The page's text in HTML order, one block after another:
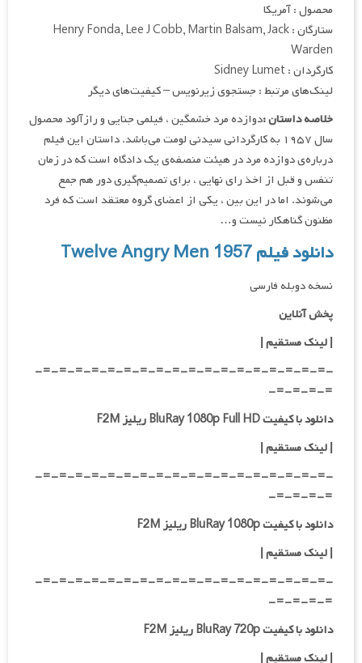
محصول : آمریکا
ستارگان : Henry Fonda, Lee J Cobb, Martin Balsam, Jack
Warden
کارگردان : Sidney Lumet
لینک‌های مرتبط : جستجوی زیرنویس – کیفیت‌های دیگر
خلاصه داستان :دوازده مرد خشمگین ، فیلمی جنایی و رازآلود محصول
سال ۱۹۵۷ به کارگردانی سیدنی لومت می‌باشد. داستان این فیلم
درباره‌ی دوازده مرد در هیئت منصفه‌ی یک دادگاه است که در زمان
تنفس و قبل از اخذ رای نهایی ، برای تصمیم‌گیری دور هم جمع
می‌شوند. اما در این بین ، یکی از اعضای گروه معتقد است که فرد
مظنون گناهکار نیست و…
دانلود فیلم Twelve Angry Men 1957
نسخه دوبله فارسی
پخش آنلاین
| لینک مستقیم|
-=-=-=-=-=-=-=-=-=-=-=-=-=-=-=-=-=-=-
=-=-=-=-
دانلود با کیفیت BluRay 1080p Full HD ریلیز F2M
|لینک مستقیم|
-=-=-=-=-=-=-=-=-=-=-=-=-=-=-=-=-=-=-
=-=-=-=-
دانلود با کیفیت BluRay 1080p ریلیز F2M
|لینک مستقیم|
-=-=-=-=-=-=-=-=-=-=-=-=-=-=-=-=-=-=-
=-=-=-=-
دانلود با کیفیت BluRay 720p ریلیز F2M
| لینک مستقیم|